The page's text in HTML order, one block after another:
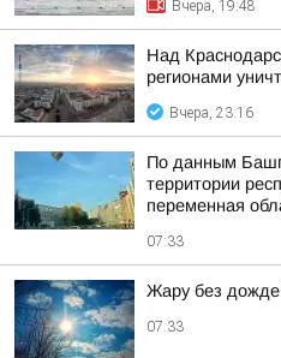
Вчера, 19:48
Над
регионами
Вчера, 23:16
По данным
территории
переменная
07:33
Жару без
07:33